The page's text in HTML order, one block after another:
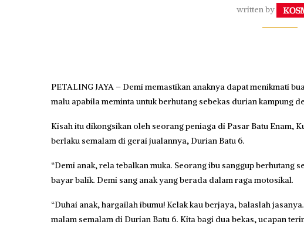
written by
PETALING JAYA – Demi memastikan anaknya dapat menikmati
malu apabila meminta untuk berhutang sebekas durian kampung
Kisah itu dikongsikan oleh seorang peniaga di Pasar Batu Enam,
berlaku semalam di gerai jualannya, Durian Batu 6.
“Demi anak, rela tebalkan muka. Seorang ibu sanggup berhutang
bayar balik. Demi sang anak yang berada dalam raga motosikal.
“Duhai anak, hargailah ibumu! Kelak kau berjaya, balaslah
malam semalam di Durian Batu 6. Kita bagi dua bekas, ucapan